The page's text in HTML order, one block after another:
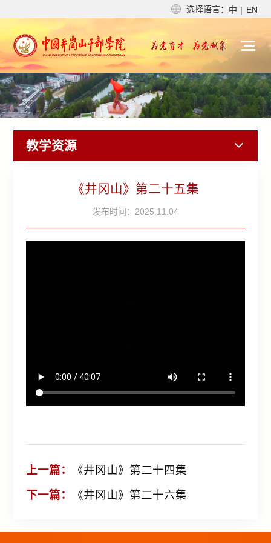
选择语言： 中 | EN
教学资源
《井冈山》第二十五集
发布时间：2025.11.04
上一篇：
《井冈山》第二十四集
下一篇：
《井冈山》第二十六集